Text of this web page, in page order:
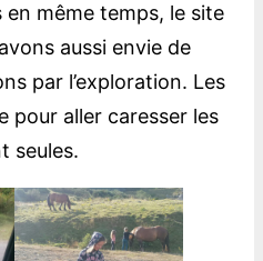
même temps, le site
aussi envie de
par l’exploration. Les
pour aller caresser les
seules.